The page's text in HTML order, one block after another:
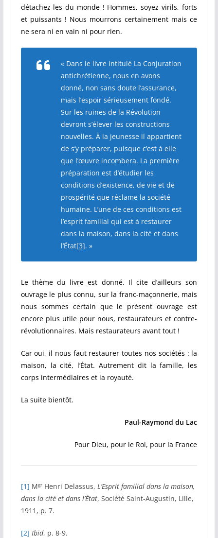
détachez-les du monde ! Hommes, soyez virils, forts
et puissants ! Nous mourrons certainement mais ce
ne sera ni en vain ni pour rien.
« Dans le livre intitulé La Conjuration
antichrétienne, nous en avons
donné, non sans doute l’assurance,
mais l’espoir sérieusement fondé.
Sur les ruines de la Révolution
devront s’élever les constructions
nouvelles. À la jeunesse il appartient
de s’y préparer, puisque c’est à elle
que l’œuvre incombera. La première
préparation est d’étudier les
conditions d’existence, de vie et de
prospérité que réclame la société
humaine. L’une de ces conditions est
l’esprit familial qui est à restaurer
dans la maison, dans la cité et dans
l’État[3]. »
Le thème du livre est donné. Il cite d’ailleurs son
ouvrage le plus connu, sur la franc-maçonnerie, mais
nous sommes certain que le présent ouvrage est
encore plus utile pour nous, restaurateurs et contre-
révolutionnaires. Mais restaurateurs avant tout !
Car oui, il nous faut restaurer toutes nos sociétés : la
maison, la cité, l’État. Autrement dit la famille, les
corps intermédiaires et la royauté.
La suite bientôt.
Paul-Raymond du Lac
Pour Dieu, pour le Roi, pour la France
[1] MgrHenri Delassus, L’Esprit familial dans la maison,
dans la cité et dans l’État, Société Saint-Augustin, Lille,
1911, p. 7.
[2] Ibid, p. 8-9.